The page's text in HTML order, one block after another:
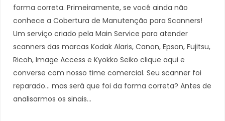
forma correta. Primeiramente, se você ainda não
conhece a Cobertura de Manutenção para Scanners!
Um serviço criado pela Main Service para atender
scanners das marcas Kodak Alaris, Canon, Epson, Fujitsu,
Ricoh, Image Access e Kyokko Seiko clique aqui e
converse com nosso time comercial. Seu scanner foi
reparado… mas será que foi da forma correta? Antes de
analisarmos os sinais…